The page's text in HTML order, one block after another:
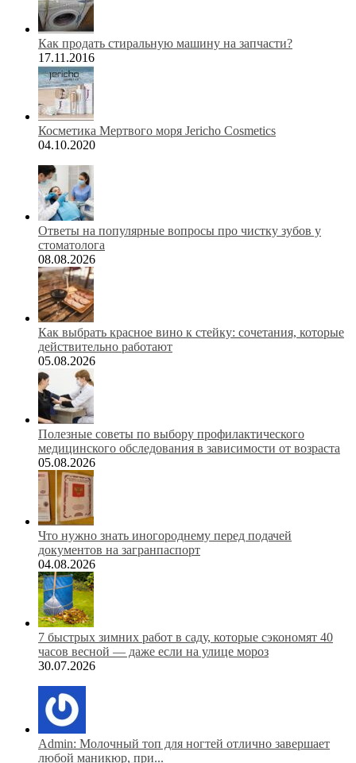
Как продать стиральную машину на запчасти?
17.11.2016
Косметика Мертвого моря Jericho Cosmetics
04.10.2020
Ответы на популярные вопросы про чистку зубов у
стоматолога
08.08.2026
Как выбрать красное вино к стейку: сочетания, которые
действительно работают
05.08.2026
Полезные советы по выбору профилактического
медицинского обследования в зависимости от возраста
05.08.2026
Что нужно знать иногороднему перед подачей
документов на загранпаспорт
04.08.2026
7 быстрых зимних работ в саду, которые сэкономят 40
часов весной — даже если на улице мороз
30.07.2026
Admin: Молочный топ для ногтей отлично завершает
любой маникюр, при...